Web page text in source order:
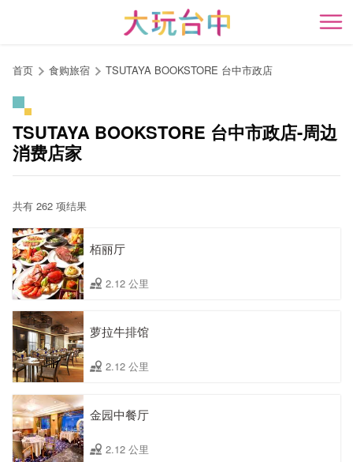
开
首页 食购旅宿 TSUTAYA BOOKSTORE 台中市政店
TSUTAYA BOOKSTORE 台中市政店-周边
消费店家
共有 262 项结果
栢丽厅
2.12 公里
萝拉牛排馆
2.12 公里
金园中餐厅
2.12 公里